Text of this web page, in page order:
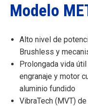
Modelo
Alto nivel de
Brushless y
Prolongada vida
engranaje y motor
aluminio fundido
VibraTech (MVT)